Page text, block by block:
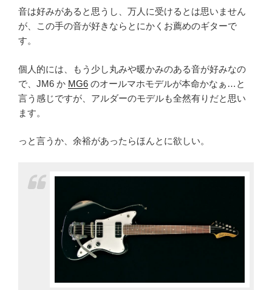
音は好みがあると思うし、万人に受けるとは思いません
が、この手の音が好きならとにかくお薦めのギターで
す。
個人的には、もう少し丸みや暖かみのある音が好みなの
で、JM6 か MG6 のオールマホモデルが本命かなぁ…と
言う感じですが、アルダーのモデルも全然有りだと思い
ます。
っと言うか、余裕があったらほんとに欲しい。